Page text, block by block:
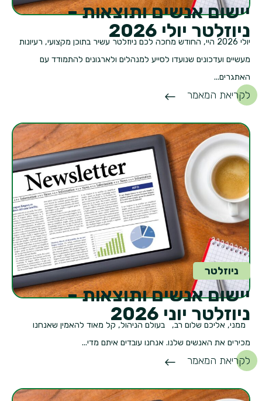
יישום אנשים ותוצאות –
ניוזלטר יולי 2026
יולי 2026 היי, החודש מחכה לכם ניוזלטר עשיר בתוכן מקצועי, רעיונות
מעשיים ועדכונים שנועדו לסייע למנהלים ולארגונים להתמודד עם
האתגרים...
לקריאת המאמר
ניוזלטר
יישום אנשים ותוצאות –
ניוזלטר יוני 2026
ממני, אליכם שלום רב, בעולם הניהול, קל מאוד להאמין שאנחנו
מכירים את האנשים שלנו. אנחנו עובדים איתם מדי...
לקריאת המאמר